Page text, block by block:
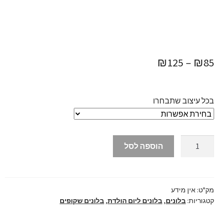
₪85
–
₪125
בכל עיצוב שתבחרו
עם
כיתוב
הוספה לסל
מק"ט: אין מידע
קטגוריות: בלונים, בלונים ליום הולדת, בלונים שקופים